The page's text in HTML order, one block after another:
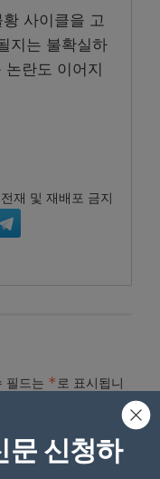
사이클을 고
지는 불확실하
논란도 이어지
재 및 재배포 금지
필드는 *로 표시됩니
문 신청하